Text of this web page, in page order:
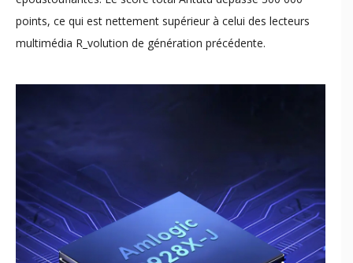
points, ce qui est nettement supérieur à celui des lecteurs
multimédia R_volution de génération précédente.